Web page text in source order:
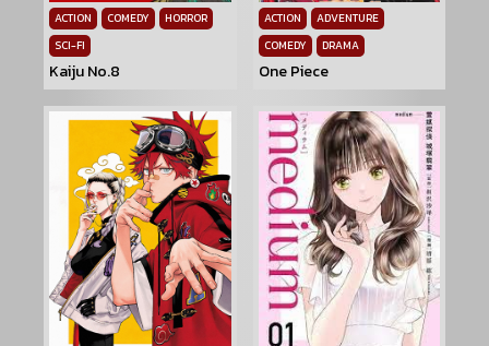
ACTION COMEDY
HORROR
SCI-FI
Kaiju No.8
ACTION
ADVENTURE
COMEDY
DRAMA
One Piece